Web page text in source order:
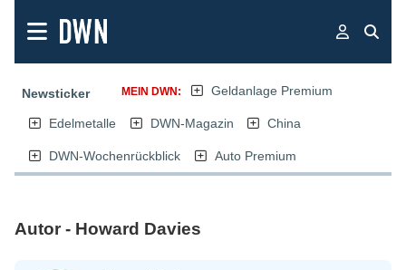
Newsticker MEIN DWN: Geldanlage Premium
Edelmetalle DWN-Magazin China
DWN-Wochenrückblick Auto Premium
Autor - Howard Davies